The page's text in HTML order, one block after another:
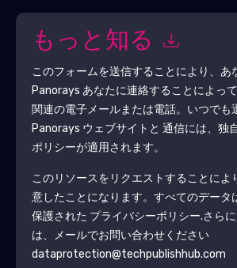
もっと知る
このフォームを送信することにより、あ
Panorays あなたに連絡することによっ
関連の電子メールまたは電話。いつでも
Panorays ウェブサイトと 通信には、独
ポリシーが適用されます。
このリソースをリクエストすることによ
意したことになります。すべてのデータ
保護された プライバシーポリシー.さら
は、メールでお問い合わせください
dataprotection@techpublishhub.com